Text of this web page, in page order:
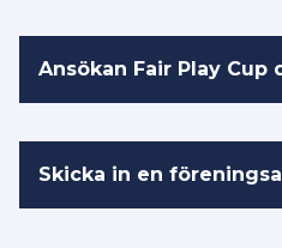
Ansökan Fair Play Cup
Skicka in en